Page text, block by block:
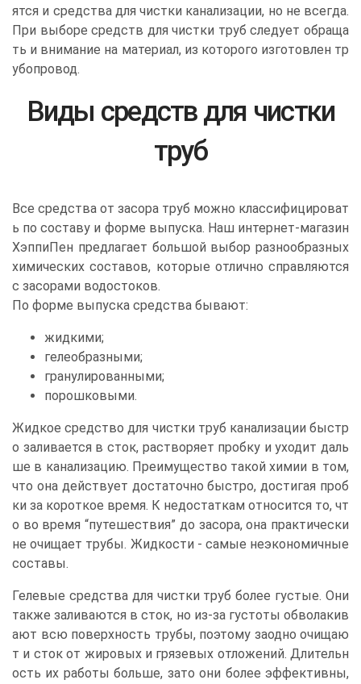
ятся и средства для чистки канализации, но не всегда.
При выборе средств для чистки труб следует обраща
ть и внимание на материал, из которого изготовлен тр
убопровод.
Виды средств для чистки
труб
Все средства от засора труб можно классифицироват
ь по составу и форме выпуска. Наш интернет-магазин
ХэппиПен предлагает большой выбор разнообразных
химических составов, которые отлично справляются
с засорами водостоков.
По форме выпуска средства бывают:
жидкими;
гелеобразными;
гранулированными;
порошковыми.
Жидкое средство для чистки труб канализации быстр
о заливается в сток, растворяет пробку и уходит даль
ше в канализацию. Преимущество такой химии в том,
что она действует достаточно быстро, достигая проб
ки за короткое время. К недостаткам относится то, чт
о во время “путешествия” до засора, она практически
не очищает трубы. Жидкости - самые неэкономичные
составы.
Гелевые средства для чистки труб более густые. Они
также заливаются в сток, но из-за густоты обволакив
ают всю поверхность трубы, поэтому заодно очищаю
т и сток от жировых и грязевых отложений. Длительн
ость их работы больше, зато они более эффективны,